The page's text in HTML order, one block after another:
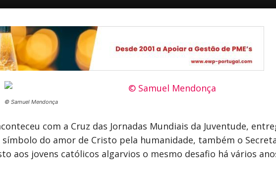
© Samuel Mendonça
com a Cruz das Jornadas Mundiais da Juventude,
símbolo do amor de Cristo pela humanidade, também o
aos jovens católicos algarvios o mesmo desafio há vários